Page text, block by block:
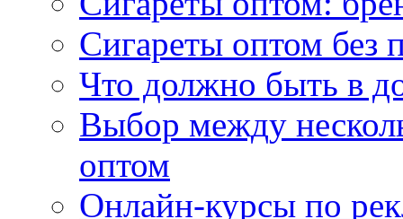
Сигареты оптом без
Что должно быть в
Выбор между
оптом
Онлайн-курсы по